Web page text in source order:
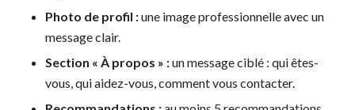
Photo de profil :une image professionnelle avec un
message clair.
Section « À propos » :un message ciblé : qui êtes-
vous, qui aidez-vous, comment vous contacter.